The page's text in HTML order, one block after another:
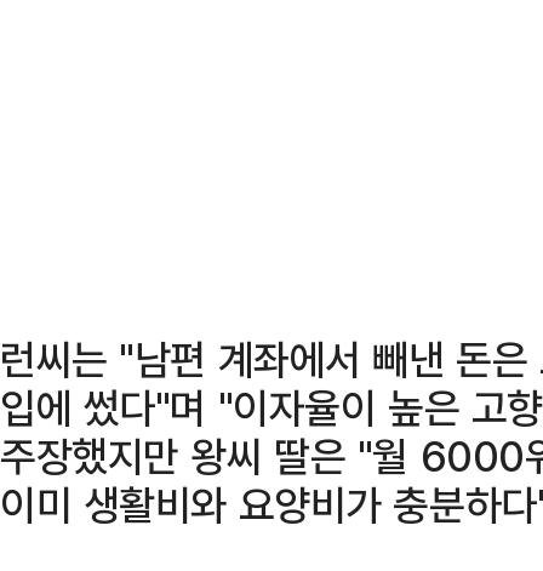
런씨는 "남편 계좌에서 빼낸 돈
입에 썼다"며 "이자율이 높은 고
주장했지만 왕씨 딸은 "월 6000
이미 생활비와 요양비가 충분하